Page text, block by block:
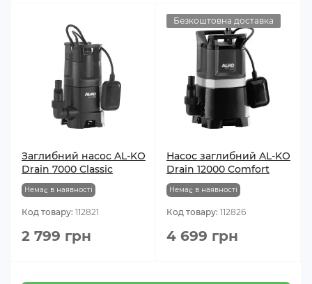
Заглибний насос AL-KO
Drain 7000 Classic
Немає в наявності
Код товару: 112821
2 799 грн
Безкоштовна доставка
Насос заглибний AL-KO
Drain 12000 Comfort
Немає в наявності
Код товару: 112826
4 699 грн